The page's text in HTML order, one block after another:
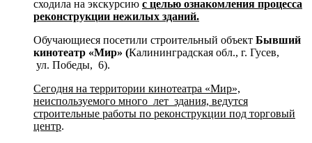
сходила на экскурсию с целью ознакомления процесса
реконструкции нежилых зданий.
Обучающиеся посетили строительный объект Бывший
кинотеатр «Мир» (Калининградская обл., г. Гусев,
ул. Победы, 6).
Сегодня на территории кинотеатра «Мир»,
неиспользуемого много лет здания, ведутся
строительные работы по реконструкции под торговый
центр.